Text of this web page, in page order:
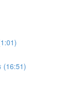
(16:51)